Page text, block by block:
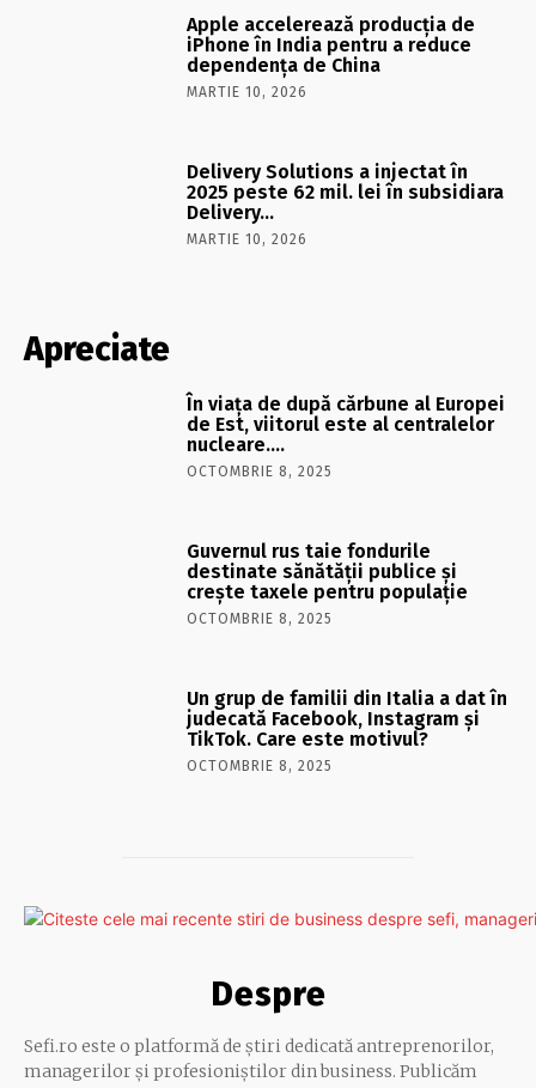
Apple accelerează producția de
iPhone în India pentru a reduce
dependența de China
MARTIE 10, 2026
Delivery Solutions a injectat în
2025 peste 62 mil. lei în subsidiara
Delivery…
MARTIE 10, 2026
Apreciate
În viaţa de după cărbune al Europei
de Est, viitorul este al centralelor
nucleare….
OCTOMBRIE 8, 2025
Guvernul rus taie fondurile
destinate sănătății publice și
crește taxele pentru populație
OCTOMBRIE 8, 2025
Un grup de familii din Italia a dat în
judecată Facebook, Instagram și
TikTok. Care este motivul?
OCTOMBRIE 8, 2025
Despre
Sefi.ro este o platformă de știri dedicată antreprenorilor,
managerilor și profesioniștilor din business. Publicăm